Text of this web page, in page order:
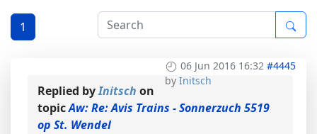
1
06 Jun 2016 16:32 #4445
by Initsch
Replied byInitsch on
topicAw: Re: Avis Trains - Sonnerzuch 5519
op St. Wendel